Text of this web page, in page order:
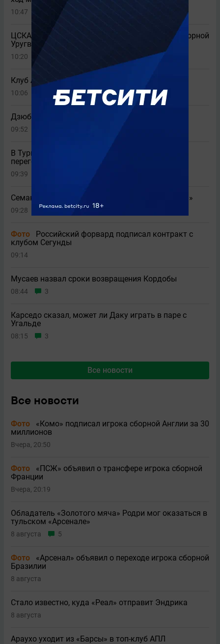
10:47
ЦСКА и «Динамо» заинтересованы в вингере сборной
Уругвая
10:20
Клуб АПЛ рассмотрит подписание Головина
10:06
Дзюба: «Готов завершить карьеру»
09:52
В Турции сообщили о выходе «Галатасарая» из
переговоров по Батракову
09:39
Семак проанализировал поражение от «Родины»
09:28 6
Фото
Российский форвард подписал контракт с
клубом Сегунды
09:14
Мусаев назвал сроки возвращения Кордобы
08:44 3
Карседо сказал, может ли Даку играть в паре с
Угальде
08:15 3
Все новости
Все новости
Фото
«Комо» подписал игрока сборной Англии за 30
миллионов
Вчера, 20:50
Фото
«ПСЖ» объявил о трансфере игрока сборной
Франции
Вчера, 20:19
Обладатель «Золотого мяча» Родри мог оказаться в
тульском «Арсенале»
8 августа 5
Фото
«Арсенал» объявил о переходе игрока сборной
Бразилии
8 августа
Стало известно, куда «Реал» отправит Эндрика
8 августа
Араухо уходит из «Барсы» в топ-клуб АПЛ